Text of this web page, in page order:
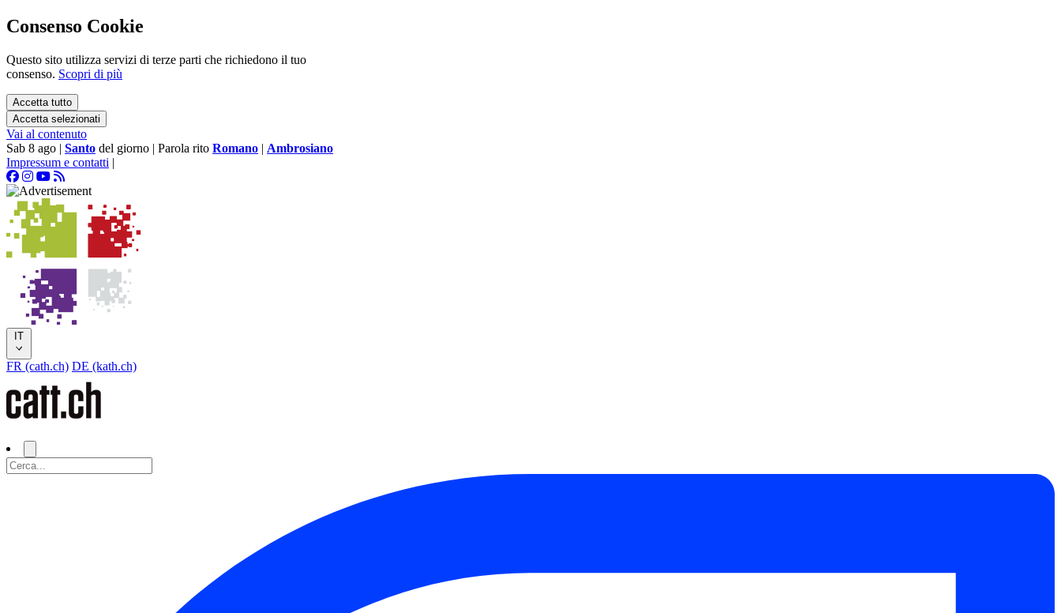
Consenso Cookie
Questo sito utilizza servizi di terze parti che richiedono il tuo
consenso. Scopri di più
Accetta tutto
Accetta selezionati
Vai al contenuto
Sab 8 ago | Santo del giorno | Parola rito Romano | Ambrosiano
Impressum e contatti |
IT
FR (cath.ch) DE (kath.ch)